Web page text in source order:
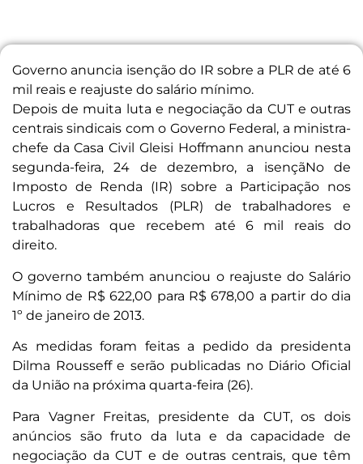
Governo anuncia isenção do IR sobre a PLR de até 6
mil reais e reajuste do salário mínimo.
Depois de muita luta e negociação da CUT e outras
centrais sindicais com o Governo Federal, a ministra-
chefe da Casa Civil Gleisi Hoffmann anunciou nesta
segunda-feira, 24 de dezembro, a isençãNo de
Imposto de Renda (IR) sobre a Participação nos
Lucros e Resultados (PLR) de trabalhadores e
trabalhadoras que recebem até 6 mil reais do
direito.
O governo também anunciou o reajuste do Salário
Mínimo de R$ 622,00 para R$ 678,00 a partir do dia
1º de janeiro de 2013.
As medidas foram feitas a pedido da presidenta
Dilma Rousseff e serão publicadas no Diário Oficial
da União na próxima quarta-feira (26).
Para Vagner Freitas, presidente da CUT, os dois
anúncios são fruto da luta e da capacidade de
negociação da CUT e de outras centrais, que têm